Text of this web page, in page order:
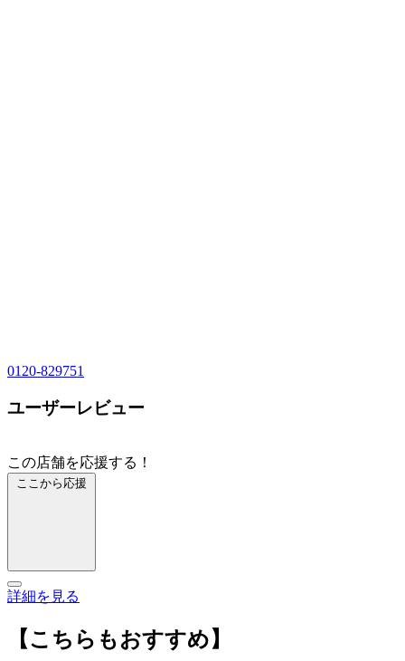
0120-829751
ユーザーレビュー
この店舗を応援する！
ここから応援
詳細を見る
【こちらもおすすめ】